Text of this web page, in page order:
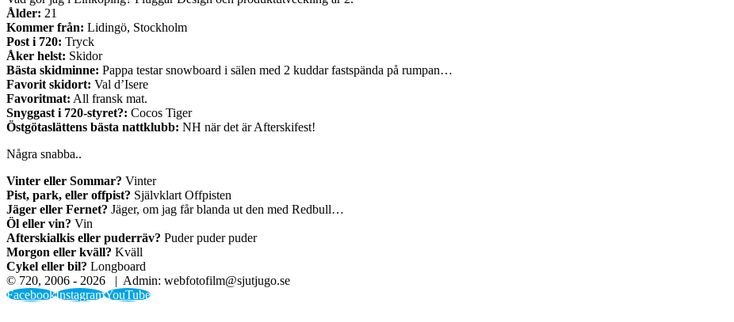
Ålder: 21
Kommer från: Lidingö, Stockholm
Post i 720: Tryck
Åker helst: Skidor
Bästa skidminne: Pappa testar snowboard i sälen med 2 kuddar fastspända på rumpan…
Favorit skidort: Val d’Isere
Favoritmat: All fransk mat.
Snyggast i 720-styret?: Cocos Tiger
Östgötaslättens bästa nattklubb: NH när det är Afterskifest!
Några snabba..
Vinter eller Sommar? Vinter
Pist, park, eller offpist? Självklart Offpisten
Jäger eller Fernet? Jäger, om jag får blanda ut den med Redbull…
Öl eller vin? Vin
Afterskialkis eller puderräv? Puder puder puder
Morgon eller kväll? Kväll
Cykel eller bil? Longboard
© 720, 2006 - 2026 | Admin: webfotofilm@sjutjugo.se
FacebookInstagramYouTube